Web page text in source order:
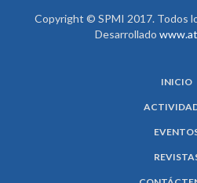
Copyright © SPMI 2017. Todos
Desarrollado
INICIO